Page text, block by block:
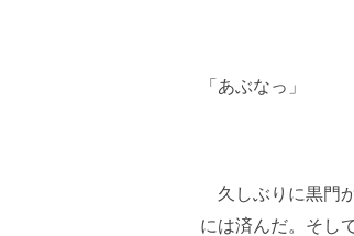
「あぶなっ」
久しぶりに黒門
には済んだ。そし